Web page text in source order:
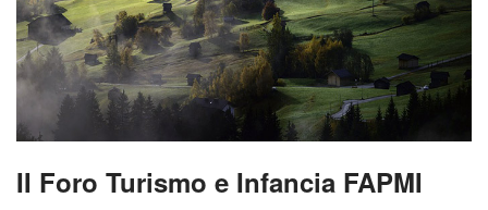
II Foro Turismo e Infancia FAPMI